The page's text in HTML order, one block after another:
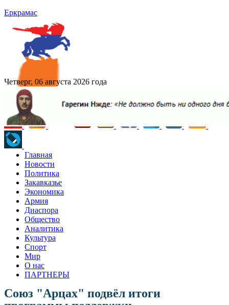
Еркрамас
Четверг, 06 августа 2026 года
Главная
Новости
Политика
Закавказье
Экономика
Армия
Диаспора
Общество
Аналитика
Культура
Спорт
Мир
О нас
ПАРТНЕРЫ
Союз "Арцах" подвёл итоги